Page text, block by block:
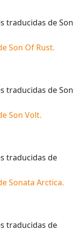
traducidas deSon
Son Of Rust.
traducidas deSon
Son Volt.
traducidas de
Sonata Arctica.
traducidas de